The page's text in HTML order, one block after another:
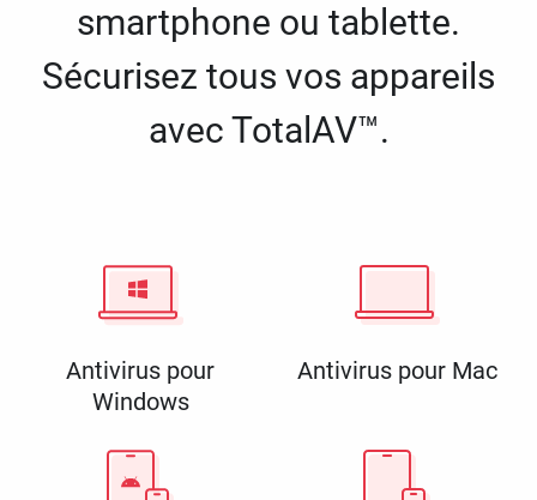
smartphone ou tablette.
Sécurisez tous vos appareils
avec TotalAV™.
Antivirus pour
Windows
Antivirus pour Mac